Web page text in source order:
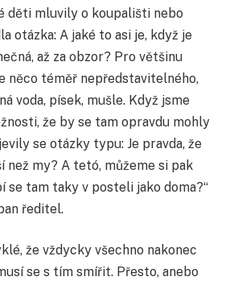
děti mluvily o koupališti nebo
otázka: A jaké to asi je, když je
až za obzor? Pro většinu
něco téměř nepředstavitelného,
voda, písek, mušle. Když jsme
že by se tam opravdu mohly
se otázky typu: Je pravda, že
než my? A tetó, můžeme si pak
se tam taky v posteli jako doma?“
ředitel.
že vždycky všechno nakonec
se s tím smířit. Přesto, anebo